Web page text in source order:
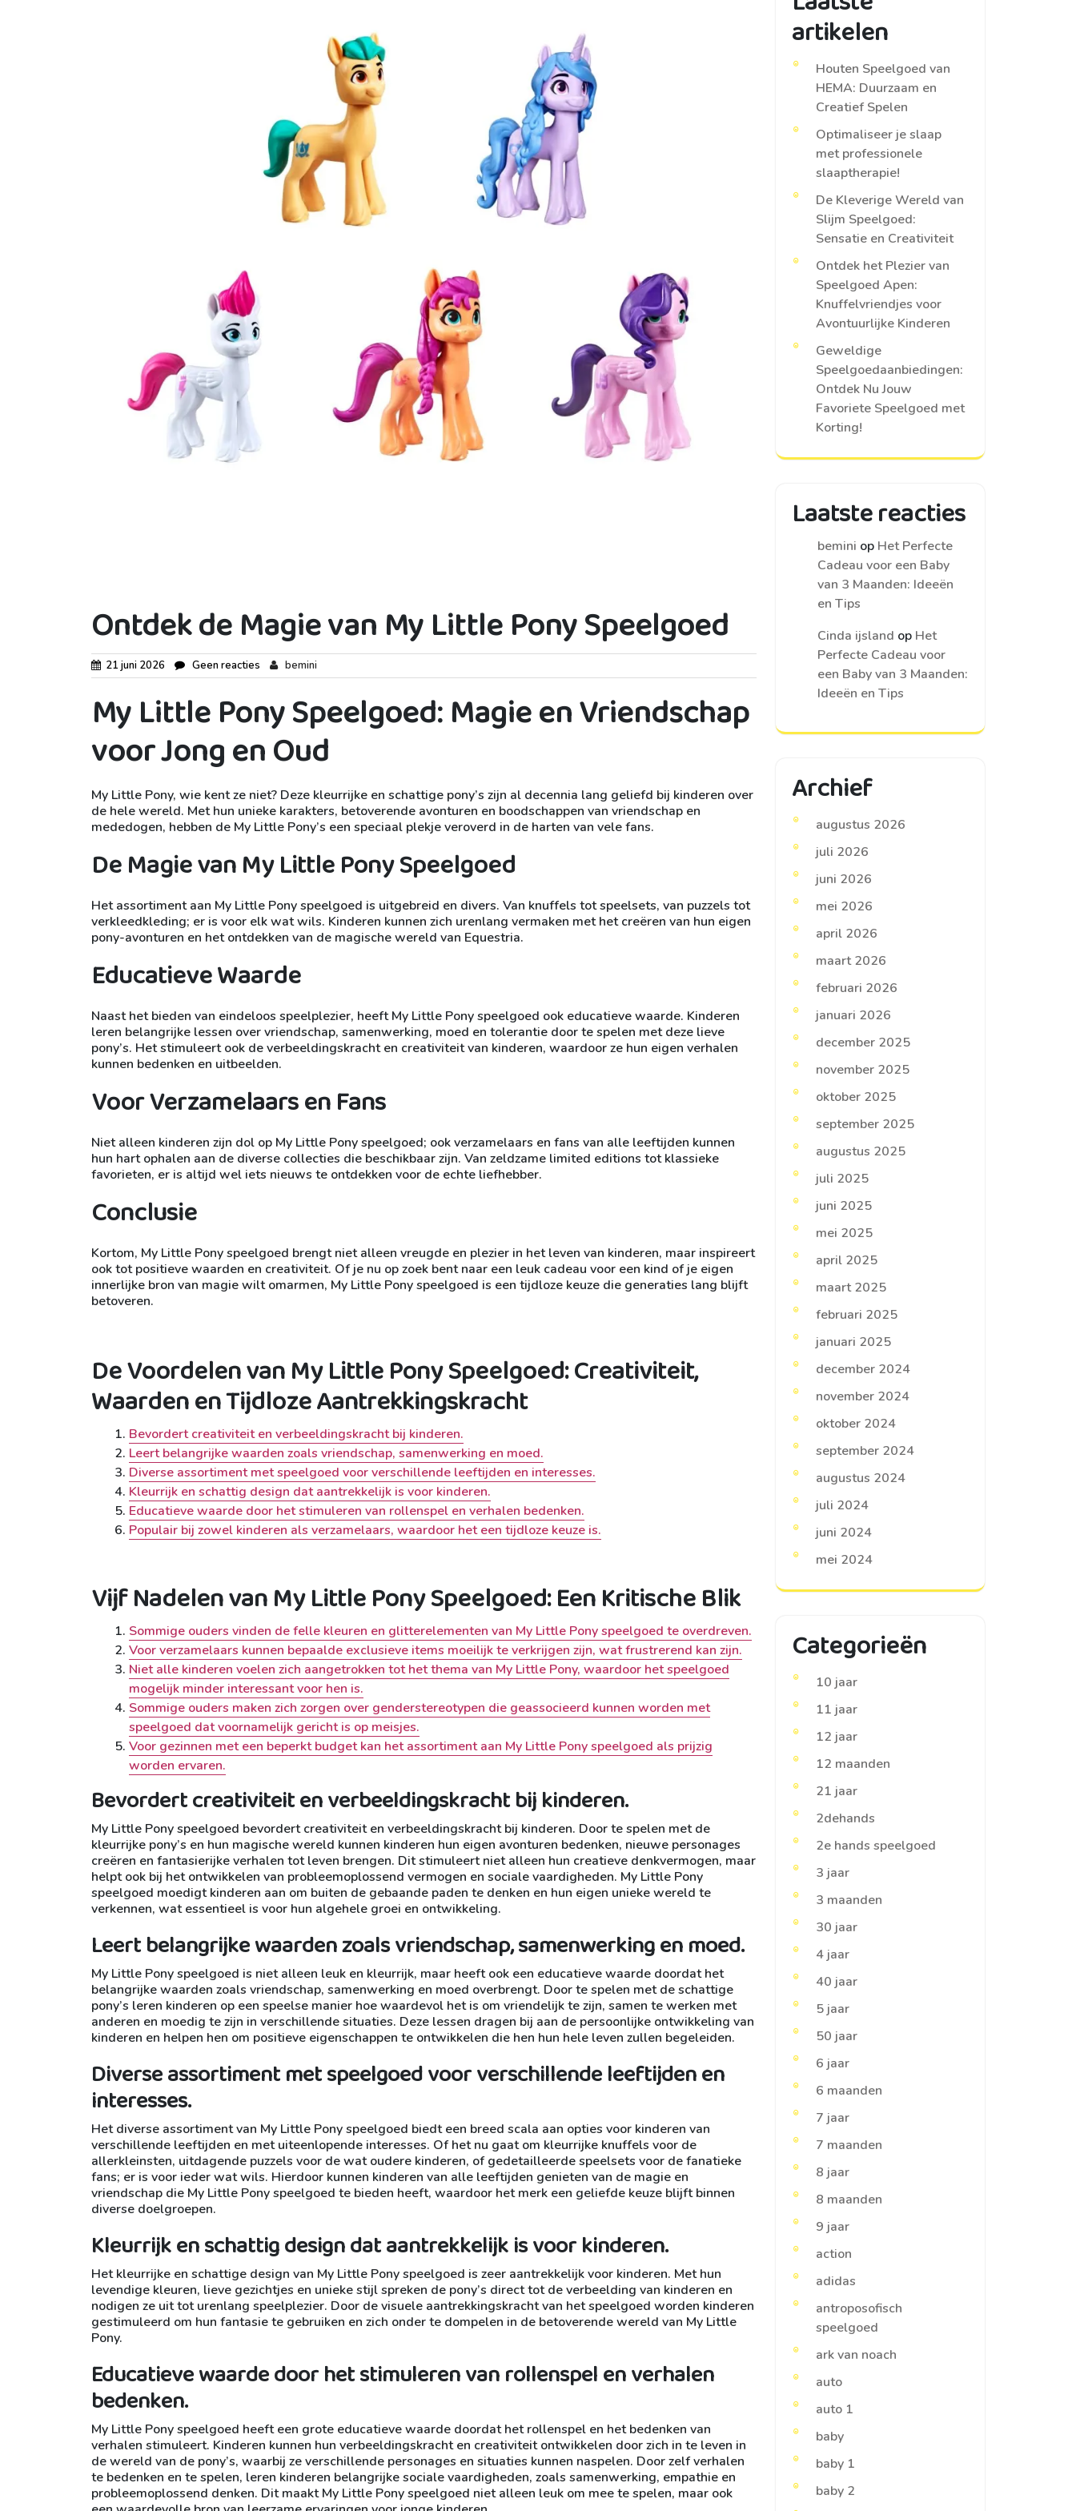
Ontdek de Magie van My Little Pony Speelgoed
21 juni 2026 Geen reacties bemini
My Little Pony Speelgoed: Magie en Vriendschap
voor Jong en Oud
My Little Pony, wie kent ze niet? Deze kleurrijke en schattige pony’s zijn al decennia lang geliefd bij kinderen over
de hele wereld. Met hun unieke karakters, betoverende avonturen en boodschappen van vriendschap en
mededogen, hebben de My Little Pony’s een speciaal plekje veroverd in de harten van vele fans.
De Magie van My Little Pony Speelgoed
Het assortiment aan My Little Pony speelgoed is uitgebreid en divers. Van knuffels tot speelsets, van puzzels tot
verkleedkleding; er is voor elk wat wils. Kinderen kunnen zich urenlang vermaken met het creëren van hun eigen
pony-avonturen en het ontdekken van de magische wereld van Equestria.
Educatieve Waarde
Naast het bieden van eindeloos speelplezier, heeft My Little Pony speelgoed ook educatieve waarde. Kinderen
leren belangrijke lessen over vriendschap, samenwerking, moed en tolerantie door te spelen met deze lieve
pony’s. Het stimuleert ook de verbeeldingskracht en creativiteit van kinderen, waardoor ze hun eigen verhalen
kunnen bedenken en uitbeelden.
Voor Verzamelaars en Fans
Niet alleen kinderen zijn dol op My Little Pony speelgoed; ook verzamelaars en fans van alle leeftijden kunnen
hun hart ophalen aan de diverse collecties die beschikbaar zijn. Van zeldzame limited editions tot klassieke
favorieten, er is altijd wel iets nieuws te ontdekken voor de echte liefhebber.
Conclusie
Kortom, My Little Pony speelgoed brengt niet alleen vreugde en plezier in het leven van kinderen, maar inspireert
ook tot positieve waarden en creativiteit. Of je nu op zoek bent naar een leuk cadeau voor een kind of je eigen
innerlijke bron van magie wilt omarmen, My Little Pony speelgoed is een tijdloze keuze die generaties lang blijft
betoveren.
De Voordelen van My Little Pony Speelgoed: Creativiteit,
Waarden en Tijdloze Aantrekkingskracht
Bevordert creativiteit en verbeeldingskracht bij kinderen.
Leert belangrijke waarden zoals vriendschap, samenwerking en moed.
Diverse assortiment met speelgoed voor verschillende leeftijden en interesses.
Kleurrijk en schattig design dat aantrekkelijk is voor kinderen.
Educatieve waarde door het stimuleren van rollenspel en verhalen bedenken.
Populair bij zowel kinderen als verzamelaars, waardoor het een tijdloze keuze is.
Vijf Nadelen van My Little Pony Speelgoed: Een Kritische Blik
Sommige ouders vinden de felle kleuren en glitterelementen van My Little Pony speelgoed te overdreven.
Voor verzamelaars kunnen bepaalde exclusieve items moeilijk te verkrijgen zijn, wat frustrerend kan zijn.
Niet alle kinderen voelen zich aangetrokken tot het thema van My Little Pony, waardoor het speelgoed
mogelijk minder interessant voor hen is.
Sommige ouders maken zich zorgen over genderstereotypen die geassocieerd kunnen worden met
speelgoed dat voornamelijk gericht is op meisjes.
Voor gezinnen met een beperkt budget kan het assortiment aan My Little Pony speelgoed als prijzig
worden ervaren.
Bevordert creativiteit en verbeeldingskracht bij kinderen.
My Little Pony speelgoed bevordert creativiteit en verbeeldingskracht bij kinderen. Door te spelen met de
kleurrijke pony’s en hun magische wereld kunnen kinderen hun eigen avonturen bedenken, nieuwe personages
creëren en fantasierijke verhalen tot leven brengen. Dit stimuleert niet alleen hun creatieve denkvermogen, maar
helpt ook bij het ontwikkelen van probleemoplossend vermogen en sociale vaardigheden. My Little Pony
speelgoed moedigt kinderen aan om buiten de gebaande paden te denken en hun eigen unieke wereld te
verkennen, wat essentieel is voor hun algehele groei en ontwikkeling.
Leert belangrijke waarden zoals vriendschap, samenwerking en moed.
My Little Pony speelgoed is niet alleen leuk en kleurrijk, maar heeft ook een educatieve waarde doordat het
belangrijke waarden zoals vriendschap, samenwerking en moed overbrengt. Door te spelen met de schattige
pony’s leren kinderen op een speelse manier hoe waardevol het is om vriendelijk te zijn, samen te werken met
anderen en moedig te zijn in verschillende situaties. Deze lessen dragen bij aan de persoonlijke ontwikkeling van
kinderen en helpen hen om positieve eigenschappen te ontwikkelen die hen hun hele leven zullen begeleiden.
Diverse assortiment met speelgoed voor verschillende leeftijden en
interesses.
Het diverse assortiment van My Little Pony speelgoed biedt een breed scala aan opties voor kinderen van
verschillende leeftijden en met uiteenlopende interesses. Of het nu gaat om kleurrijke knuffels voor de
allerkleinsten, uitdagende puzzels voor de wat oudere kinderen, of gedetailleerde speelsets voor de fanatieke
fans; er is voor ieder wat wils. Hierdoor kunnen kinderen van alle leeftijden genieten van de magie en
vriendschap die My Little Pony speelgoed te bieden heeft, waardoor het merk een geliefde keuze blijft binnen
diverse doelgroepen.
Kleurrijk en schattig design dat aantrekkelijk is voor kinderen.
Het kleurrijke en schattige design van My Little Pony speelgoed is zeer aantrekkelijk voor kinderen. Met hun
levendige kleuren, lieve gezichtjes en unieke stijl spreken de pony’s direct tot de verbeelding van kinderen en
nodigen ze uit tot urenlang speelplezier. Door de visuele aantrekkingskracht van het speelgoed worden kinderen
gestimuleerd om hun fantasie te gebruiken en zich onder te dompelen in de betoverende wereld van My Little
Pony.
Educatieve waarde door het stimuleren van rollenspel en verhalen
bedenken.
My Little Pony speelgoed heeft een grote educatieve waarde doordat het rollenspel en het bedenken van
verhalen stimuleert. Kinderen kunnen hun verbeeldingskracht en creativiteit ontwikkelen door zich in te leven in
de wereld van de pony’s, waarbij ze verschillende personages en situaties kunnen naspelen. Door zelf verhalen
te bedenken en te spelen, leren kinderen belangrijke sociale vaardigheden, zoals samenwerking, empathie en
probleemoplossend denken. Dit maakt My Little Pony speelgoed niet alleen leuk om mee te spelen, maar ook
artikelen
Houten Speelgoed van
HEMA: Duurzaam en
Creatief Spelen
Optimaliseer je slaap
met professionele
slaaptherapie!
De Kleverige Wereld van
Slijm Speelgoed:
Sensatie en Creativiteit
Ontdek het Plezier van
Speelgoed Apen:
Knuffelvriendjes voor
Avontuurlijke Kinderen
Geweldige
Speelgoedaanbiedingen:
Ontdek Nu Jouw
Favoriete Speelgoed met
Korting!
Laatste reacties
bemini op Het Perfecte
Cadeau voor een Baby
van 3 Maanden: Ideeën
en Tips
Cinda ijsland op Het
Perfecte Cadeau voor
een Baby van 3 Maanden:
Ideeën en Tips
Archief
augustus 2026
juli 2026
juni 2026
mei 2026
april 2026
maart 2026
februari 2026
januari 2026
december 2025
november 2025
oktober 2025
september 2025
augustus 2025
juli 2025
juni 2025
mei 2025
april 2025
maart 2025
februari 2025
januari 2025
december 2024
november 2024
oktober 2024
september 2024
augustus 2024
juli 2024
juni 2024
mei 2024
Categorieën
10 jaar
11 jaar
12 jaar
12 maanden
21 jaar
2dehands
2e hands speelgoed
3 jaar
3 maanden
30 jaar
4 jaar
40 jaar
5 jaar
50 jaar
6 jaar
6 maanden
7 jaar
7 maanden
8 jaar
8 maanden
9 jaar
action
adidas
antroposofisch
speelgoed
ark van noach
auto
auto 1
baby
baby 1
baby 2